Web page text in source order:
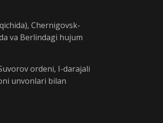
Chernigovsk-
va Berlindagi hujum
ordeni, I-darajali
unvonlari bilan